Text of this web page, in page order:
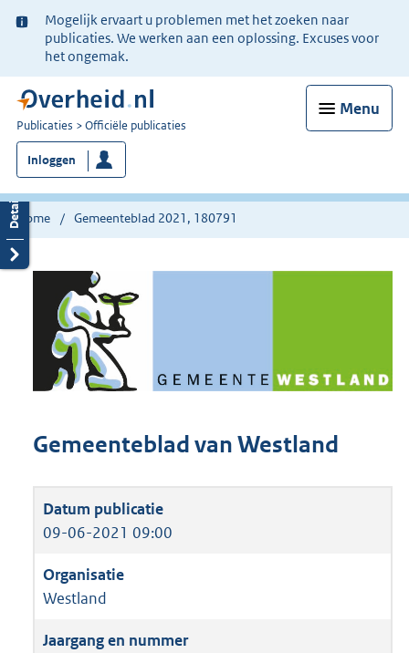
Ter
informatie:
Mogelijk ervaart u problemen met het zoeken naar
publicaties. We werken aan een oplossing. Excuses voor
het ongemak.
Menu
U
bent
nu
hier:
Publicaties Officiële publicaties
Inloggen
Home Gemeenteblad 2021, 180791
Gemeenteblad van Westland
09-06-2021 09:00
Westland